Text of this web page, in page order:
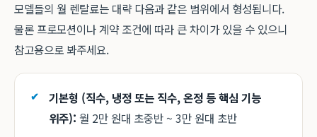
모델들의 월 렌탈료는 대략 다음과 같은 범위에서 형성됩니다.
물론 프로모션이나 계약 조건에 따라 큰 차이가 있을 수 있으니
참고용으로 봐주세요.
기본형 (직수, 냉정 또는 직수, 온정 등 핵심 기능
위주): 월 2만 원대 초중반 ~ 3만 원대 초반